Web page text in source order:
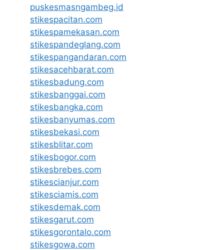
puskesmasngambeg.id
stikespacitan.com
stikespamekasan.com
stikespandeglang.com
stikespangandaran.com
stikesacehbarat.com
stikesbadung.com
stikesbanggai.com
stikesbangka.com
stikesbanyumas.com
stikesbekasi.com
stikesblitar.com
stikesbogor.com
stikesbrebes.com
stikescianjur.com
stikesciamis.com
stikesdemak.com
stikesgarut.com
stikesgorontalo.com
stikesgowa.com